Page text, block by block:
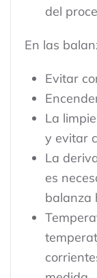
del
En las
Evitar
La
y evitar
La
es
balanza